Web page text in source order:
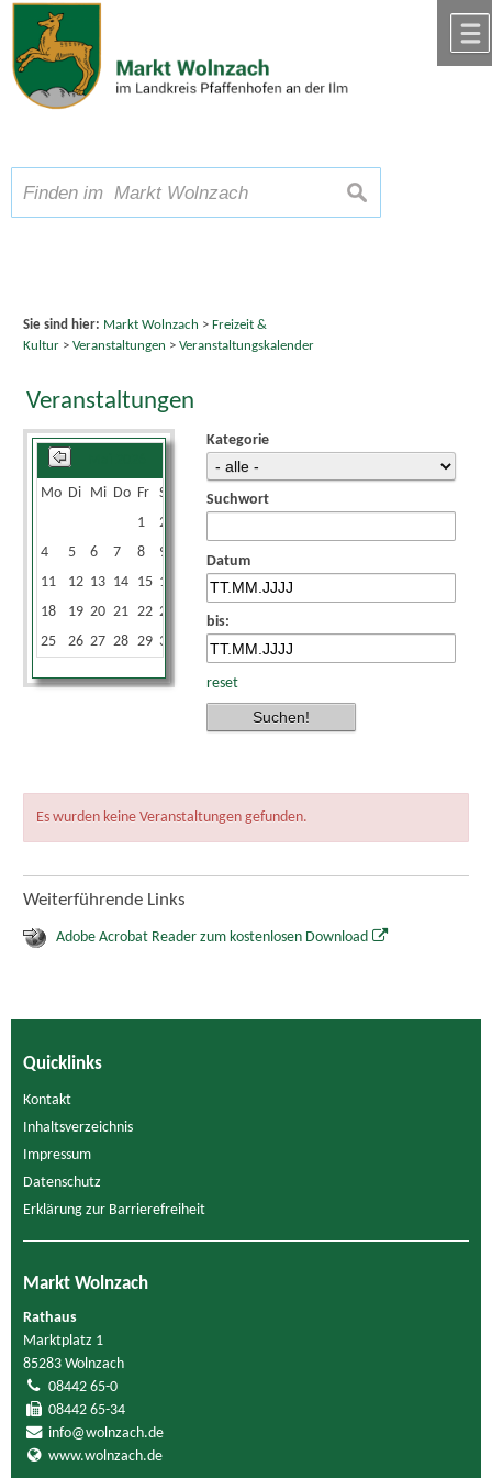
Zum Inhalt,zur Navigation
Schriftgröße A A A suchen
Sie sind hier: Markt Wolnzach > Freizeit &
Kultur> Veranstaltungen > Veranstaltungskalender
Veranstaltungen
Mo Di Mi Do Fr Sa
1
2
4
5 6 7 8 9
11
12 13 14 15 16
18
19 20 21 22 23
25
26 27 28 29 30
Kategorie
Suchwort
Datum
bis:
reset
Es wurden keine Veranstaltungen gefunden.
Weiterführende Links
Adobe Acrobat Reader zum kostenlosen Download
Quicklinks
Kontakt
Inhaltsverzeichnis
Impressum
Datenschutz
Erklärung zur Barrierefreiheit
Markt Wolnzach
Rathaus
Marktplatz 1
85283 Wolnzach
08442 65-0
08442 65-34
info@wolnzach.de
www.wolnzach.de